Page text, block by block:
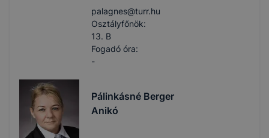
palagnes​@turr.hu
Osztályfőnök:
13. B
Fogadó óra:
-
Pálinkásné Berger
Anikó